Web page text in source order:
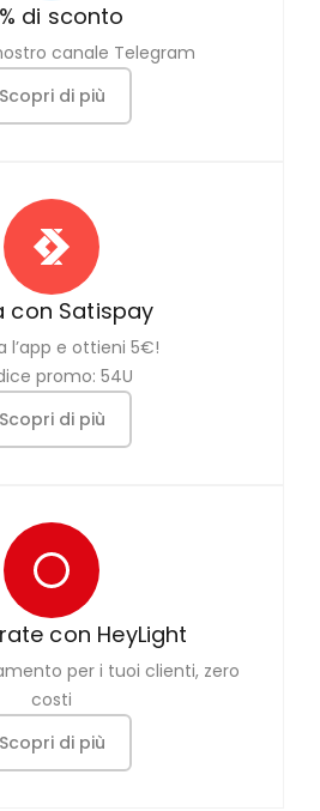
di sconto
canale Telegram
Scopri di più
con Satispay
l’app e ottieni 5€!
promo: 54U
Scopri di più
con HeyLight
per i tuoi clienti, zero
costi
Scopri di più